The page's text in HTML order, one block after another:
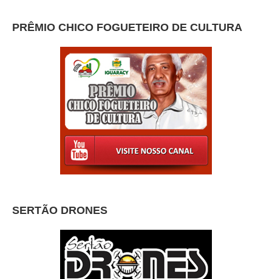
PRÊMIO CHICO FOGUETEIRO DE CULTURA
SERTÃO DRONES